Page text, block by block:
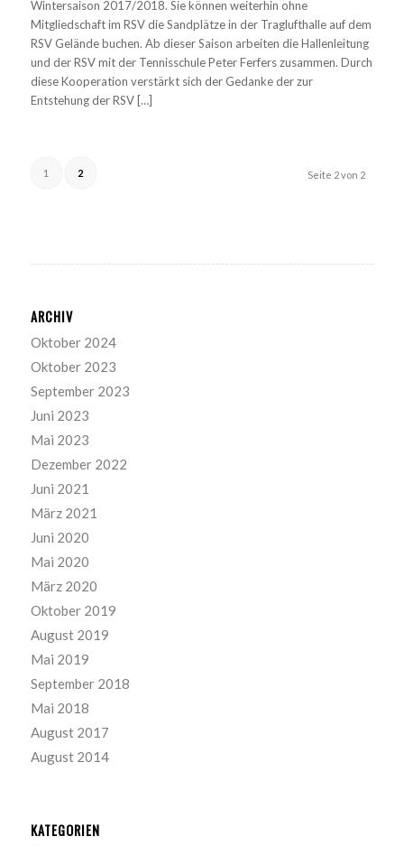
Wintersaison 2017/2018. Sie können weiterhin ohne
Mitgliedschaft im RSV die Sandplätze in der Traglufthalle auf dem
RSV Gelände buchen. Ab dieser Saison arbeiten die Hallenleitung
und der RSV mit der Tennisschule Peter Ferfers zusammen. Durch
diese Kooperation verstärkt sich der Gedanke der zur
Entstehung der RSV […]
Seite 2 von 2
1 2
ARCHIV
Oktober 2024
Oktober 2023
September 2023
Juni 2023
Mai 2023
Dezember 2022
Juni 2021
März 2021
Juni 2020
Mai 2020
März 2020
Oktober 2019
August 2019
Mai 2019
September 2018
Mai 2018
August 2017
August 2014
KATEGORIEN